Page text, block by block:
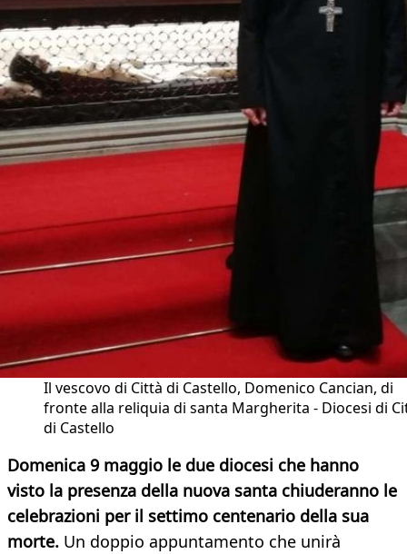
Il vescovo di Città di Castello, Domenico Cancian, di
fronte alla reliquia di santa Margherita - Diocesi di
di Castello
Domenica 9 maggio le due diocesi che hanno
visto la presenza della nuova santa chiuderanno le
celebrazioni per il settimo centenario della sua
morte. Un doppio appuntamento che unirà